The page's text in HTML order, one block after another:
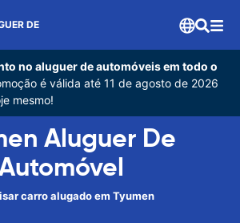
DE
no aluguer de automóveis em todo o
é válida até 11 de agosto de 2026
mesmo!
Aluguer De
carro alugado em Tyumen